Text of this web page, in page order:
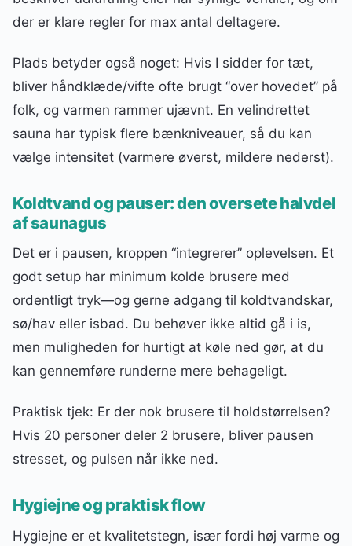
der er klare regler for max antal deltagere.
Plads betyder også noget: Hvis I sidder for tæt,
bliver håndklæde/vifte ofte brugt “over hovedet” på
folk, og varmen rammer ujævnt. En velindrettet
sauna har typisk flere bænkniveauer, så du kan
vælge intensitet (varmere øverst, mildere nederst).
Koldtvand og pauser: den oversete halvdel
af saunagus
Det er i pausen, kroppen “integrerer” oplevelsen. Et
godt setup har minimum kolde brusere med
ordentligt tryk—og gerne adgang til koldtvandskar,
sø/hav eller isbad. Du behøver ikke altid gå i is,
men muligheden for hurtigt at køle ned gør, at du
kan gennemføre runderne mere behageligt.
Praktisk tjek: Er der nok brusere til holdstørrelsen?
Hvis 20 personer deler 2 brusere, bliver pausen
stresset, og pulsen når ikke ned.
Hygiejne og praktisk flow
Hygiejne er et kvalitetstegn, især fordi høj varme og